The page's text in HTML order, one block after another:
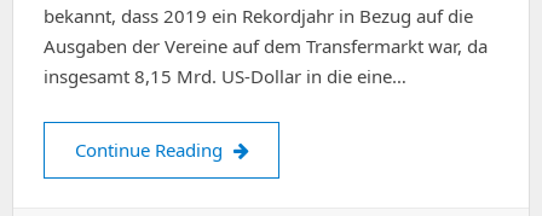
bekannt, dass 2019 ein Rekordjahr in Bezug auf die
Ausgaben der Vereine auf dem Transfermarkt war, da
insgesamt 8,15 Mrd. US-Dollar in die eine…
Continue Reading Wie funktioniert ein Fußballtransfer?